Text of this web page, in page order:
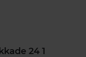
24 1